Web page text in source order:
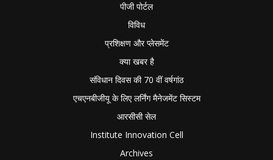
पीजी पोर्टल
विविध
प्रशिक्षण और प्लेसमेंट
क्या खबर है
संविधान दिवस की 70 वीं वर्षगांठ
एचएनबीजीयू के लिए लर्निंग मैनेजमेंट सिस्टम
आरसीसी सेल
Institute Innovation Cell
Archives